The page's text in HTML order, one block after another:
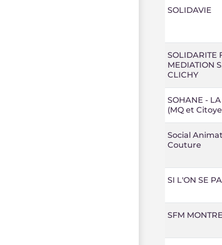
SOLIDAVIE
SOLIDARITE
MEDIATION
CLICHY
SOHANE -
(MQ et
Social
Couture
SI L'ON SE
SFM